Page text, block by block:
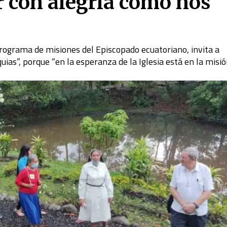
de misiones del Episcopado ecuatoriano, invita a
porque “en la esperanza de la Iglesia está en la